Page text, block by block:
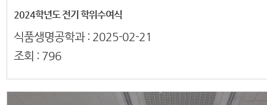
2024학년도 전기 학위수여식
식품생명공학과 : 2025-02-21
조회 : 796